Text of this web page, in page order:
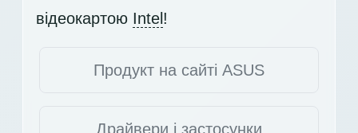
відеокартою Intel !
Продукт на сайті ASUS
Драйвери і застосунки